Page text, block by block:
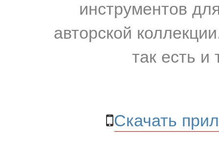
инструментов
авторской
так есть и
Скачать